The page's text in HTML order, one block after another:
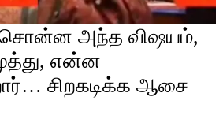
அந்த விஷயம்,
என்ன
சிறகடிக்க ஆசை